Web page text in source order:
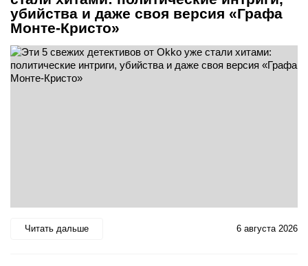
убийства и даже своя версия «Графа
Монте-Кристо»
Читать дальше 6 августа 2026